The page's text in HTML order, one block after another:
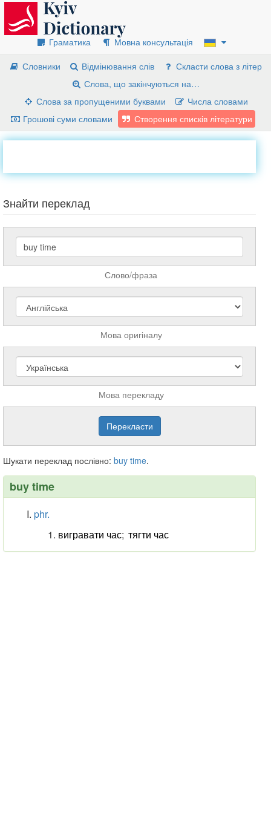
Граматика
Мовна консультація
Словники
Відмінювання слів
Скласти слова з літер
Слова, що закінчуються на…
Слова за пропущеними буквами
Числа словами
Грошові суми словами
Створення списків літератури
Знайти переклад
Слово/фраза
Мова оригіналу
Мова перекладу
Шукати переклад послівно: buy time.
buy time
phr.
вигравати час; тягти час